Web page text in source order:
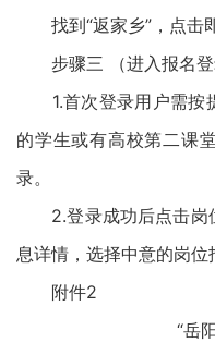
找到“返家乡”，点击即
步骤三 （进入报名登
1.首次登录用户需按
的学生或有高校第二课
录。
2.登录成功后点击岗
息详情，选择中意的岗位
附件2
“岳阳